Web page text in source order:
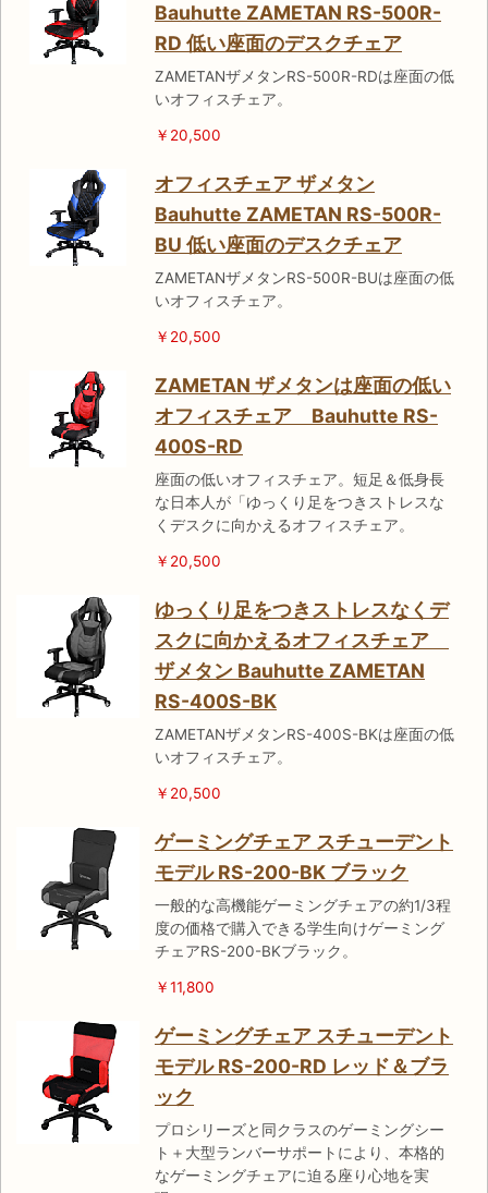
Bauhutte ZAMETAN RS-500R-
RD 低い座面のデスクチェア
ZAMETANザメタンRS-500R-RDは座面の低
いオフィスチェア。
￥20,500
オフィスチェア ザメタン
Bauhutte ZAMETAN RS-500R-
BU 低い座面のデスクチェア
ZAMETANザメタンRS-500R-BUは座面の低
いオフィスチェア。
￥20,500
ZAMETAN ザメタンは座面の低い
オフィスチェア Bauhutte RS-
400S-RD
座面の低いオフィスチェア。短足＆低身長
な日本人が「ゆっくり足をつきストレスな
くデスクに向かえるオフィスチェア。
￥20,500
ゆっくり足をつきストレスなくデ
スクに向かえるオフィスチェア
ザメタン Bauhutte ZAMETAN
RS-400S-BK
ZAMETANザメタンRS-400S-BKは座面の低
いオフィスチェア。
￥20,500
ゲーミングチェア スチューデント
モデル RS-200-BK ブラック
一般的な高機能ゲーミングチェアの約1/3程
度の価格で購入できる学生向けゲーミング
チェアRS-200-BKブラック。
￥11,800
ゲーミングチェア スチューデント
モデル RS-200-RD レッド＆ブラ
ック
プロシリーズと同クラスのゲーミングシー
ト＋大型ランバーサポートにより、本格的
なゲーミングチェアに迫る座り心地を実